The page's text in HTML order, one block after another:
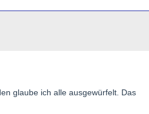
glaube ich alle ausgewürfelt. Das